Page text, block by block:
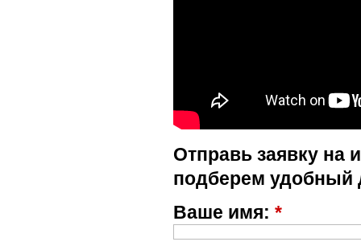
Отправь заявку на
подберем удобный
Ваше имя: *